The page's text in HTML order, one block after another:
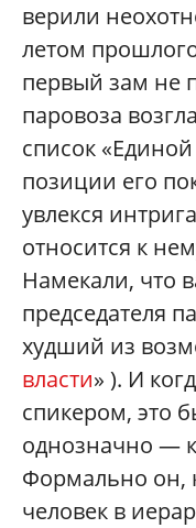
верили
летом
первый зам не
паровоза
список
позиции его
увлекся
относится к
Намекали, что
председателя
худший из
власти» ). И
спикером, это
однозначно —
Формально он,
человек в